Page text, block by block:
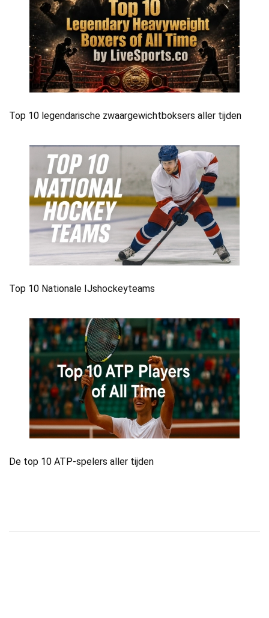
Top 10 legendarische zwaargewichtboksers aller tijden
Top 10 Nationale IJshockeyteams
De top 10 ATP-spelers aller tijden